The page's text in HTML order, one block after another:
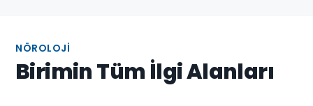
NÖROLOJI
Birimin Tüm İlgi Alanları